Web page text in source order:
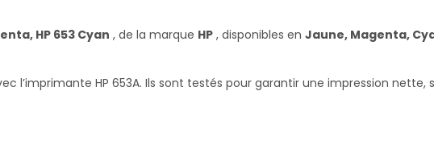
HP 653 Cyan , de la marque HP , disponibles en Jaune, Magenta,
l’imprimante HP 653A. Ils sont testés pour garantir une impression nette,